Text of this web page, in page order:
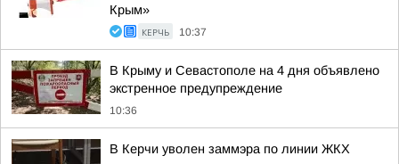
Крым»
КЕРЧЬ 10:37
В Крыму и Севастополе на 4 дня объявлено
экстренное предупреждение
10:36
В Керчи уволен заммэра по линии ЖКХ